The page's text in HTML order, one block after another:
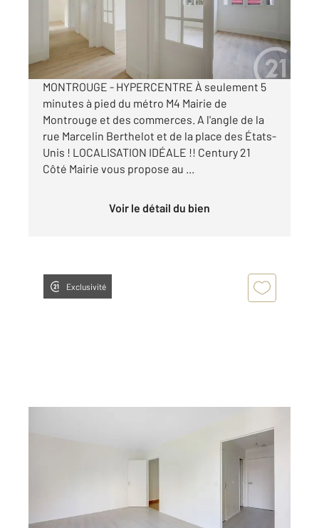
599 000 €
Visiter le site dédié
MONTROUGE - HYPERCENTRE À seulement 5
minutes à pied du métro M4 Mairie de
Montrouge et des commerces. A l'angle de la
rue Marcelin Berthelot et de la place des États-
Unis ! LOCALISATION IDÉALE !! Century 21
Côté Mairie vous propose au ...
Voir le détail du bien
Exclusivité
Appartement F1 à vendre
263 940 €
Visiter le site dédié